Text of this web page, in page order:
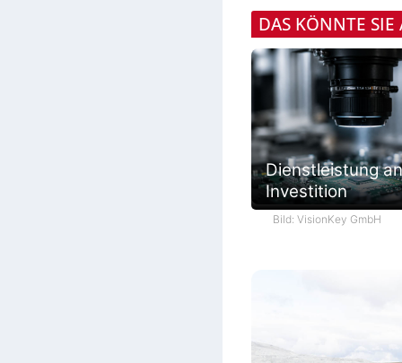
DAS KÖNNTE SIE
Dienstleistung
Investition
Bild: VisionKey GmbH